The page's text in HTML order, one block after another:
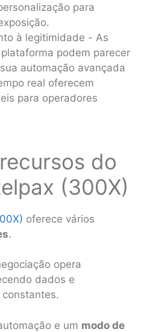
para
à legitimidade - As
podem parecer
automação avançada
real oferecem
para operadores
do
(300X)
oferece vários
.
opera
dados e
e um modo de